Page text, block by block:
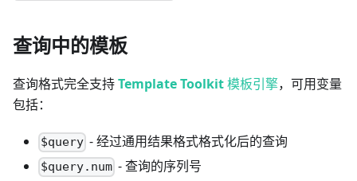
查询中的模板
查询格式完全支持Template Toolkit模板引擎，可用变量
包括：
$query - 经过通用结果格式格式化后的查询
$query.num - 查询的序列号